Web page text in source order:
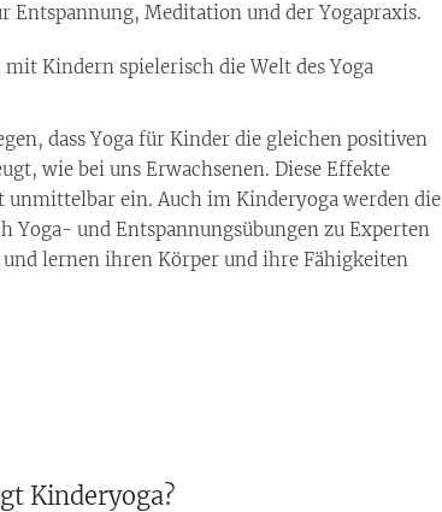
Meditation und der Yogapraxis.
mit Kindern spielerisch die Welt des Yoga
dass Yoga für Kinder die gleichen positiven
wie bei uns Erwachsenen. Diese Effekte
unmittelbar ein. Auch im Kinderyoga werden die
Yoga- und Entspannungsübungen zu Experten
lernen ihren Körper und ihre Fähigkeiten
Kinderyoga?